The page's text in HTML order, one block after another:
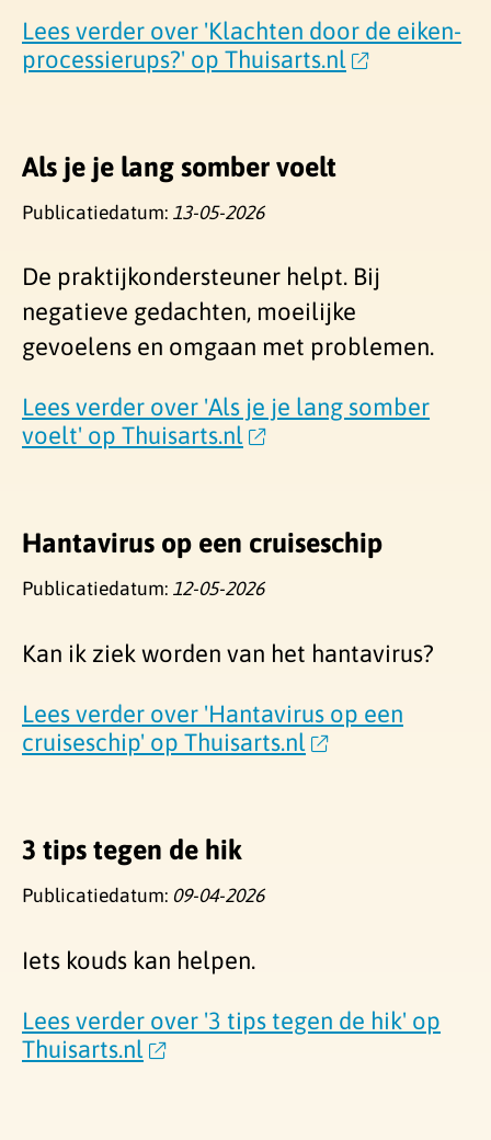
Lees verder over 'Klachten door de eiken-
processierups?' op Thuisarts.nl
Als je je lang somber voelt
Publicatiedatum: 13-05-2026
De praktijkondersteuner helpt. Bij
negatieve gedachten, moeilijke
gevoelens en omgaan met problemen.
Lees verder over 'Als je je lang somber
voelt' op Thuisarts.nl
Hantavirus op een cruiseschip
Publicatiedatum: 12-05-2026
Kan ik ziek worden van het hantavirus?
Lees verder over 'Hantavirus op een
cruiseschip' op Thuisarts.nl
3 tips tegen de hik
Publicatiedatum: 09-04-2026
Iets kouds kan helpen.
Lees verder over '3 tips tegen de hik' op
Thuisarts.nl